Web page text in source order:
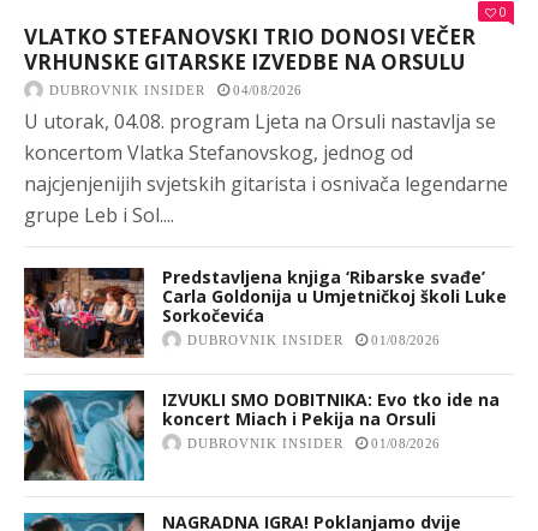
0
VLATKO STEFANOVSKI TRIO DONOSI VEČER
VRHUNSKE GITARSKE IZVEDBE NA ORSULU
DUBROVNIK INSIDER 04/08/2026
U utorak, 04.08. program Ljeta na Orsuli nastavlja se
koncertom Vlatka Stefanovskog, jednog od
najcjenjenijih svjetskih gitarista i osnivača legendarne
grupe Leb i Sol....
Predstavljena knjiga ‘Ribarske svađe’
Carla Goldonija u Umjetničkoj školi Luke
Sorkočevića
DUBROVNIK INSIDER 01/08/2026
IZVUKLI SMO DOBITNIKA: Evo tko ide na
koncert Miach i Pekija na Orsuli
DUBROVNIK INSIDER 01/08/2026
NAGRADNA IGRA! Poklanjamo dvije